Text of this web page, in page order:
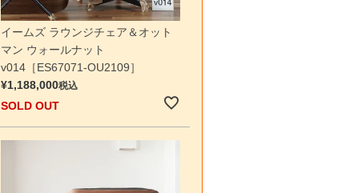
イームズ ラウンジチェア＆オット
マン ウォールナット
v014［ES67071-OU2109］
¥1,188,000税込
SOLD OUT